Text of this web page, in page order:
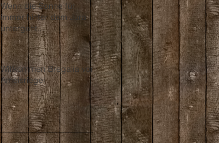
Wenn die Sonne für
immer hinter dem Jura
untergeht...
Willkommen Bregalia vom
Ameisriegel